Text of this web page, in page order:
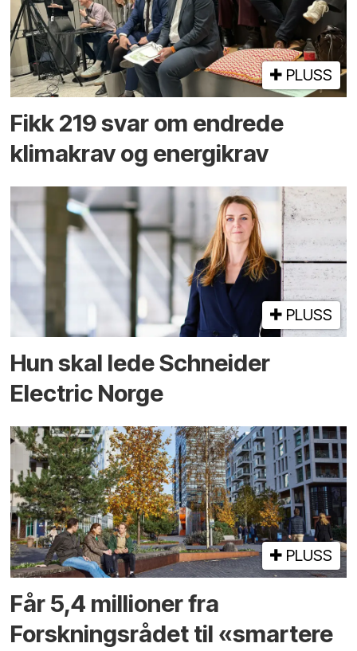
PLUSS
Fikk 219 svar om endrede
klimakrav og energikrav
PLUSS
Hun skal lede Schneider
Electric Norge
PLUSS
Får 5,4 millioner fra
Forskningsrådet til «smartere